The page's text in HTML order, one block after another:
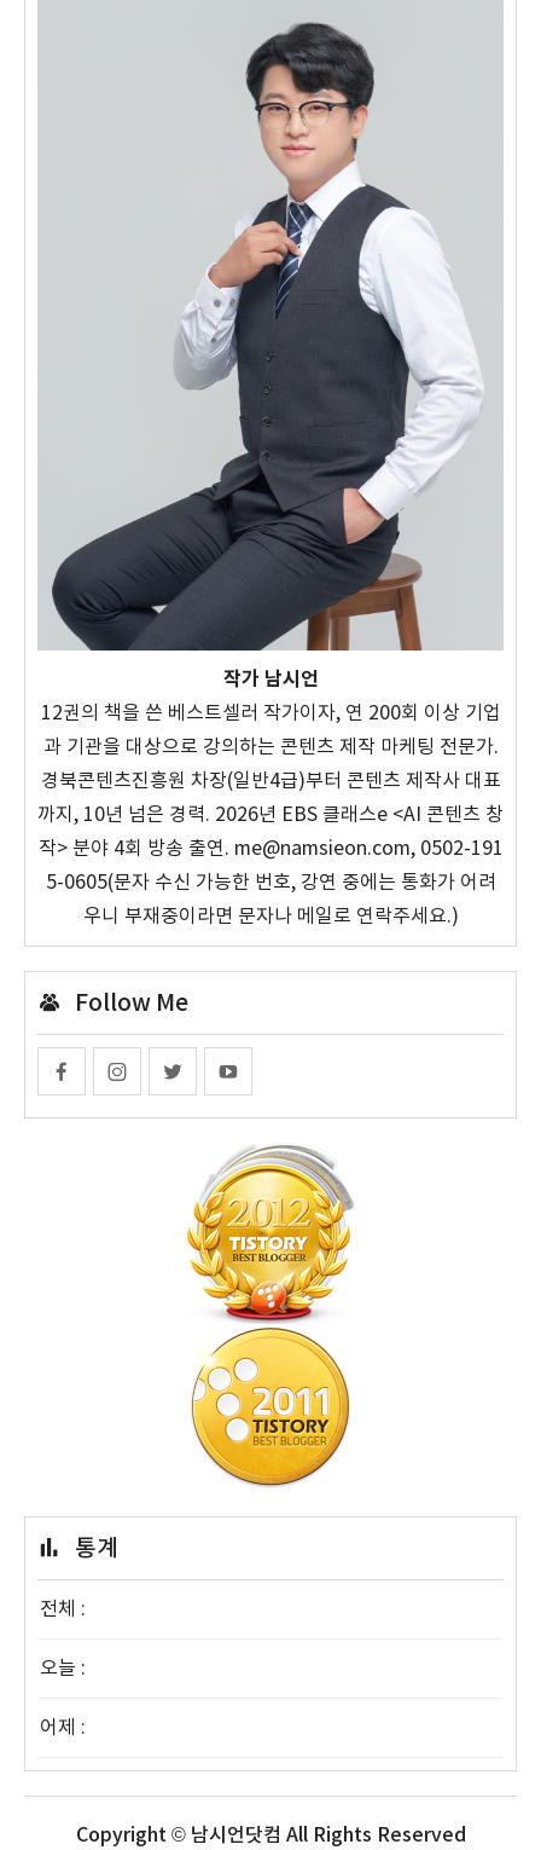
작가 남시언
12권의 책을 쓴 베스트셀러 작가이자, 연 200회 이상 기업
과 기관을 대상으로 강의하는 콘텐츠 제작 마케팅 전문가.
경북콘텐츠진흥원 차장(일반4급)부터 콘텐츠 제작사 대표
까지, 10년 넘은 경력. 2026년 EBS 클래스e <AI 콘텐츠 창
작> 분야 4회 방송 출연. me@namsieon.com, 0502-191
5-0605(문자 수신 가능한 번호, 강연 중에는 통화가 어려
우니 부재중이라면 문자나 메일로 연락주세요.)
Follow Me
통계
전체 :
오늘 :
어제 :
Copyright © 남시언닷컴 All Rights Reserved